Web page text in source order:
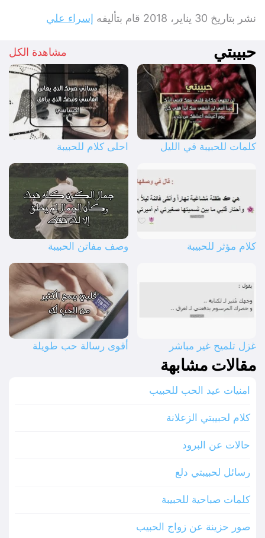
نشر بتاريخ 30 يناير، 2018 قام بتأليفه إسراء علي
حبيبتي مشاهدة الكل
كلمات للحبيبة في الليل احلى كلام للحبيبة
كلام مؤثر للحبيبة وصف مفاتن الحبيبة
غزل تلميح غير مباشر أقوى رسالة حب طويلة
مقالات مشابهة
امنيات عيد الحب للحبيب
كلام لحبيبتي الزعلانة
حالات عن البرود
رسائل لحبيبتي دلع
كلمات صباحية للحبيبة
صور حزينة عن زواج الحبيب